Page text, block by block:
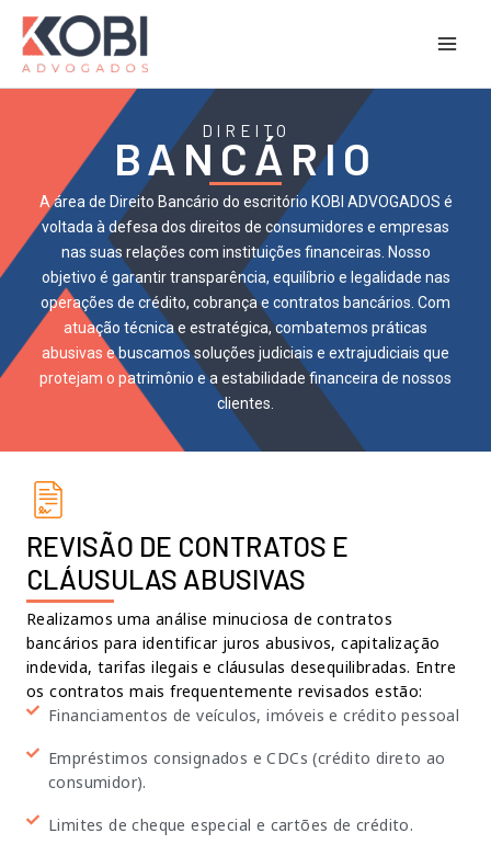
para
conteúdo
DIREITO
BANCÁRIO
A área de Direito Bancário do escritório KOBI ADVOGADOS é
voltada à defesa dos direitos de consumidores e empresas
nas suas relações com instituições financeiras. Nosso
objetivo é garantir transparência, equilíbrio e legalidade nas
operações de crédito, cobrança e contratos bancários. Com
atuação técnica e estratégica, combatemos práticas
abusivas e buscamos soluções judiciais e extrajudiciais que
protejam o patrimônio e a estabilidade financeira de nossos
clientes.
REVISÃO DE CONTRATOS E
CLÁUSULAS ABUSIVAS
Realizamos uma análise minuciosa de contratos
bancários para identificar juros abusivos, capitalização
indevida, tarifas ilegais e cláusulas desequilibradas. Entre
os contratos mais frequentemente revisados estão:
Financiamentos de veículos, imóveis e crédito pessoal
Empréstimos consignados e CDCs (crédito direto ao
consumidor).
Limites de cheque especial e cartões de crédito.